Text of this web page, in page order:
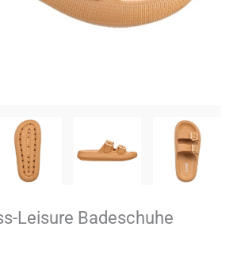
Leisure Badeschuhe